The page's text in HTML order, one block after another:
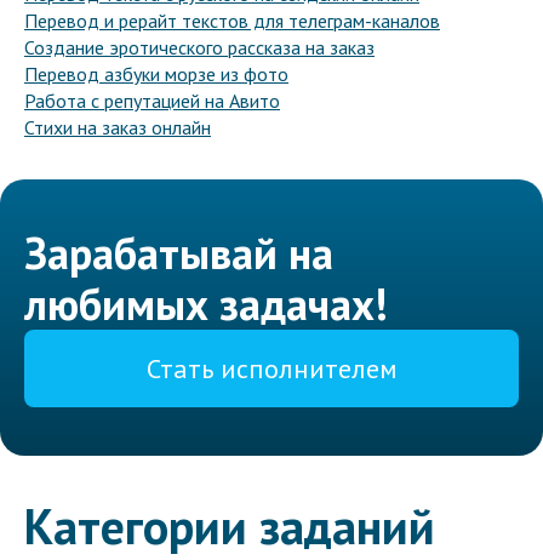
Перевод и рерайт текстов для телеграм-каналов
Создание эротического рассказа на заказ
Перевод азбуки морзе из фото
Работа с репутацией на Авито
Стихи на заказ онлайн
Зарабатывай на
любимых задачах!
Стать исполнителем
Категории заданий